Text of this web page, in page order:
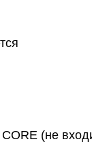
(не